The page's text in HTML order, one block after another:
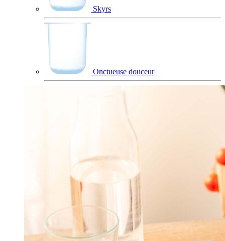
Skyrs
Onctueuse douceur